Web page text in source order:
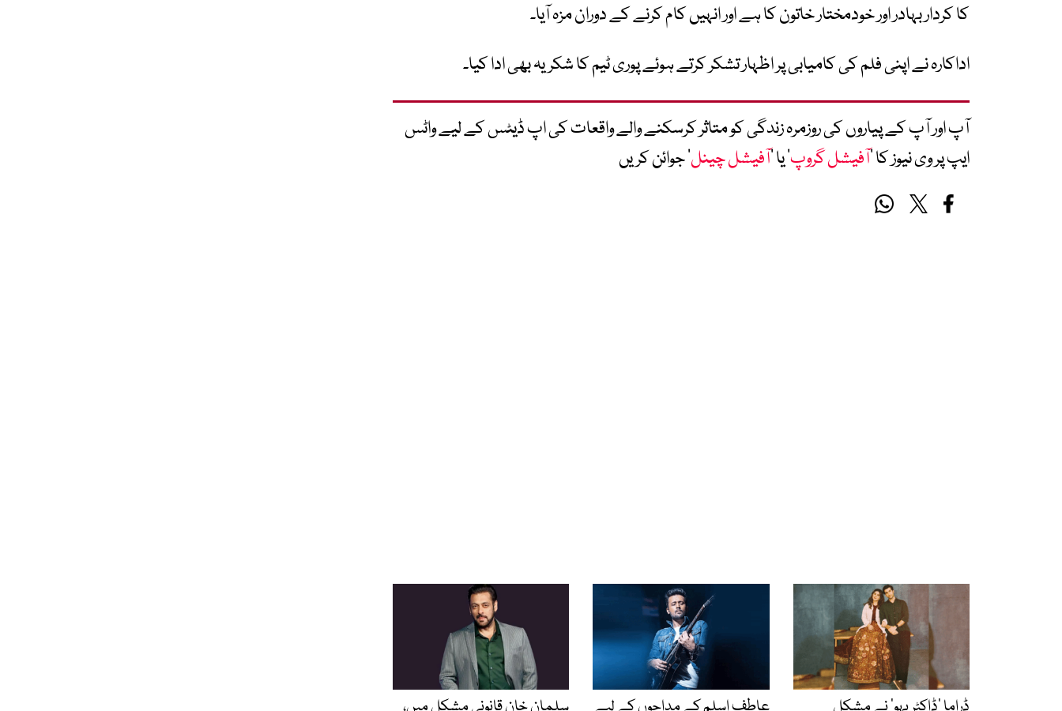
کا کردار بہادر اور خودمختار خاتون کا ہے اور انہیں کام کرنے کے دوران مزہ آیا۔
اداکارہ نے اپنی فلم کی کامیابی پر اظہار تشکر کرتے ہوئے پوری ٹیم کا شکریہ بھی ادا کیا۔
آپ اور آپ کے پیاروں کی روزمرہ زندگی کو متاثر کرسکنے والے واقعات کی اپ ڈیٹس کے لیے واٹس
ایپ پر وی نیوز کا ’آفیشل گروپ‘ یا ’آفیشل چینل‘ جوائن کریں